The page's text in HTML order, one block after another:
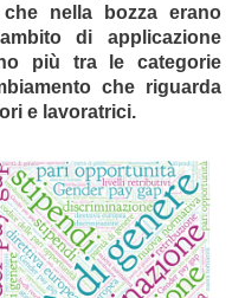
nella bozza erano
di applicazione
più tra le categorie
che riguarda
e lavoratrici.